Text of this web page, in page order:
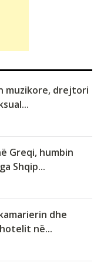
muzikore, drejtori
Greqi, humbin
Shqip...
dhe
në...